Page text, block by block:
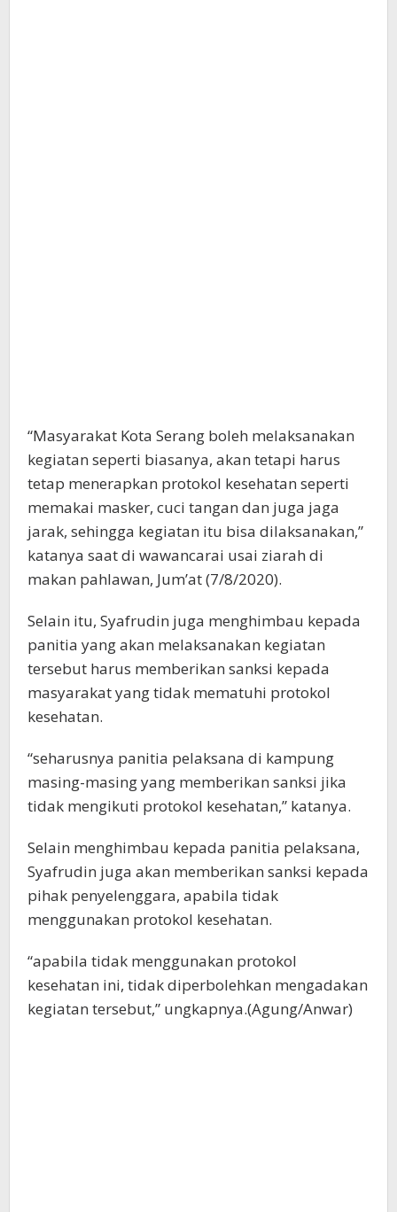
“Masyarakat Kota Serang boleh melaksanakan
kegiatan seperti biasanya, akan tetapi harus
tetap menerapkan protokol kesehatan seperti
memakai masker, cuci tangan dan juga jaga
jarak, sehingga kegiatan itu bisa dilaksanakan,”
katanya saat di wawancarai usai ziarah di
makan pahlawan, Jum’at (7/8/2020).
Selain itu, Syafrudin juga menghimbau kepada
panitia yang akan melaksanakan kegiatan
tersebut harus memberikan sanksi kepada
masyarakat yang tidak mematuhi protokol
kesehatan.
“seharusnya panitia pelaksana di kampung
masing-masing yang memberikan sanksi jika
tidak mengikuti protokol kesehatan,” katanya.
Selain menghimbau kepada panitia pelaksana,
Syafrudin juga akan memberikan sanksi kepada
pihak penyelenggara, apabila tidak
menggunakan protokol kesehatan.
“apabila tidak menggunakan protokol
kesehatan ini, tidak diperbolehkan mengadakan
kegiatan tersebut,” ungkapnya.(Agung/Anwar)